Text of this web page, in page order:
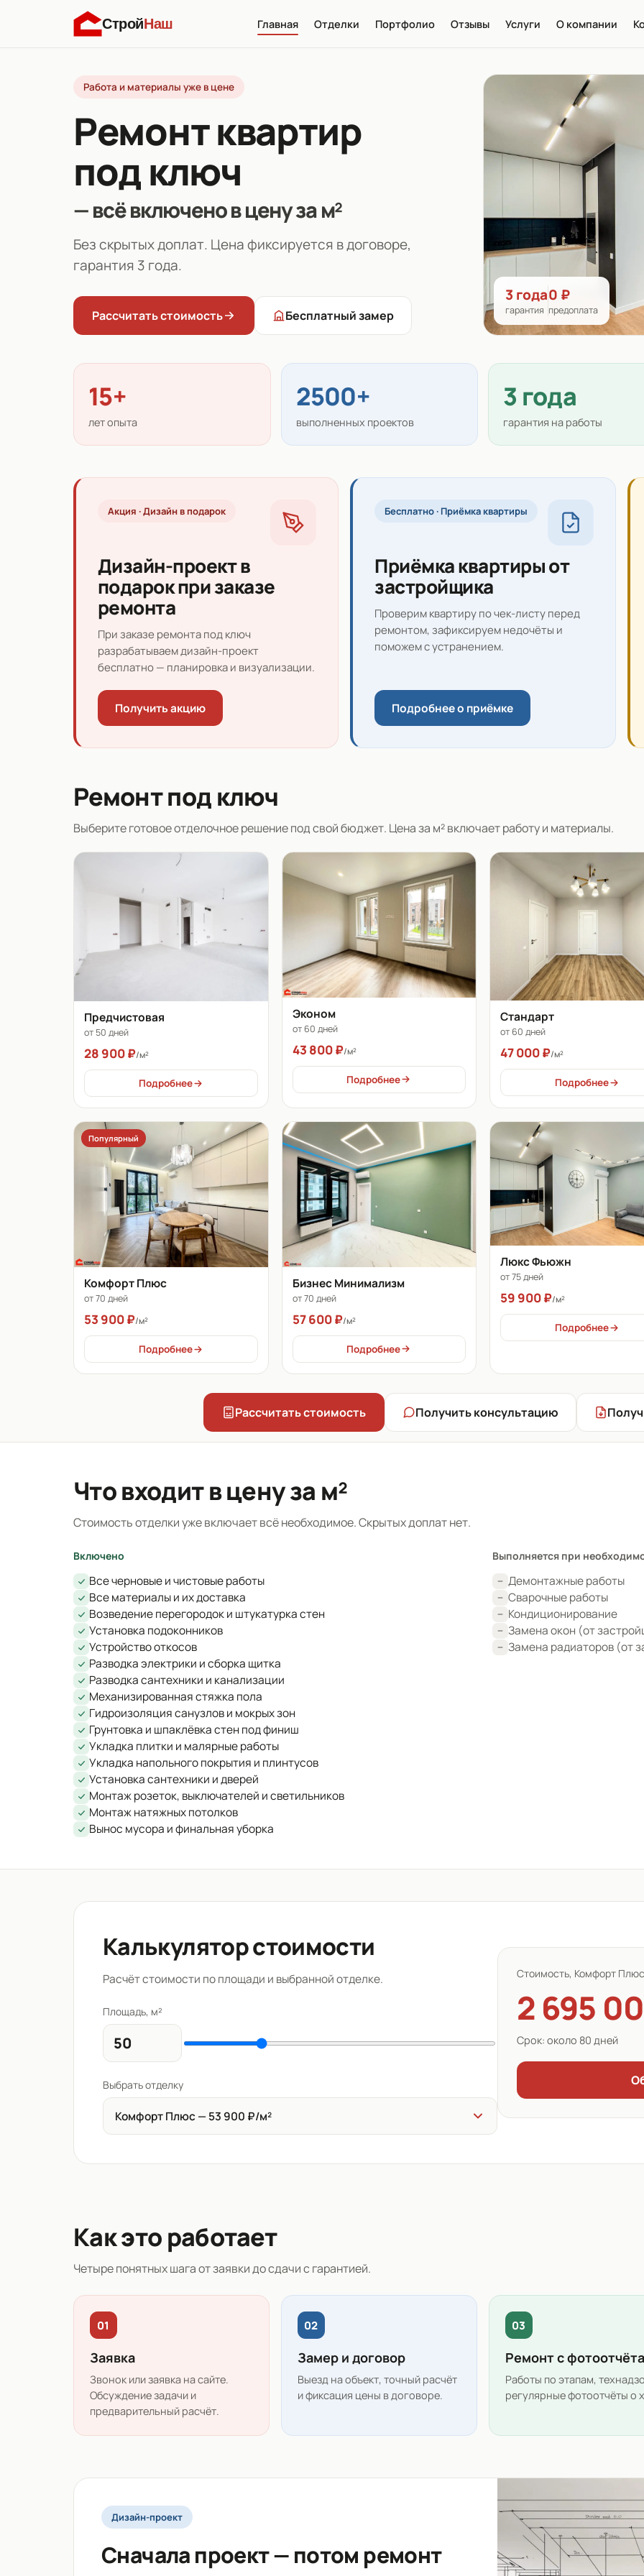
СтройНаш Главная Отделки Портфолио Отзывы Услуги О компании
Работа и материалы уже в цене
Ремонт квартир
под ключ
— всё включено в цену за м²
Без скрытых доплат. Цена фиксируется в договоре,
гарантия 3 года.
Рассчитать стоимость Бесплатный замер
3 года
гарантия
0 ₽
предоплата
15+
лет опыта
2500+
выполненных проектов
3 года
гарантия на работы
Акция · Дизайн в подарок
Дизайн-проект в
подарок при заказе
ремонта
При заказе ремонта под ключ
разрабатываем дизайн-проект
бесплатно — планировка и визуализации.
Получить акцию
Бесплатно · Приёмка квартиры
Приёмка квартиры от
застройщика
Проверим квартиру по чек-листу перед
ремонтом, зафиксируем недочёты и
поможем с устранением.
Подробнее о приёмке
Ремонт под ключ
Выберите готовое отделочное решение под свой бюджет. Цена за м² включает работу и материалы.
Предчистовая
от 50 дней
28 900 ₽/м²
Подробнее
Эконом
от 60 дней
43 800 ₽/м²
Подробнее
Стандарт
от 60 дней
47 000 ₽/м²
Подробнее
Популярный
Комфорт Плюс
от 70 дней
53 900 ₽/м²
Подробнее
Бизнес Минимализм
от 70 дней
57 600 ₽/м²
Подробнее
Люкс Фьюжн
от 75 дней
59 900 ₽/м²
Подробнее
Рассчитать стоимость Получить консультацию
Что входит в цену за м²
Стоимость отделки уже включает всё необходимое. Скрытых доплат нет.
Включено
Все черновые и чистовые работы
Все материалы и их доставка
Возведение перегородок и штукатурка стен
Установка подоконников
Устройство откосов
Разводка электрики и сборка щитка
Разводка сантехники и канализации
Механизированная стяжка пола
Гидроизоляция санузлов и мокрых зон
Грунтовка и шпаклёвка стен под финиш
Укладка плитки и малярные работы
Укладка напольного покрытия и плинтусов
Установка сантехники и дверей
Монтаж розеток, выключателей и светильников
Монтаж натяжных потолков
Вынос мусора и финальная уборка
Выполняется при
Демонтажные работы
Сварочные работы
Кондиционирование
Замена окон (от
Замена радиаторов (от
Калькулятор стоимости
Расчёт стоимости по площади и выбранной отделке.
Площадь, м²
Выбрать отделку
Комфорт Плюс — 53 900 ₽/м²
Стоимость, Комфорт Плюс
2 695
Срок: около 80 дней
Как это работает
Четыре понятных шага от заявки до сдачи с гарантией.
01
Заявка
Звонок или заявка на сайте.
Обсуждение задачи и
предварительный расчёт.
02
Замер и договор
Выезд на объект, точный расчёт
и фиксация цены в договоре.
03
Ремонт с
Работы по этапам,
регулярные фотоотчёты о
Дизайн-проект
Сначала проект — потом ремонт